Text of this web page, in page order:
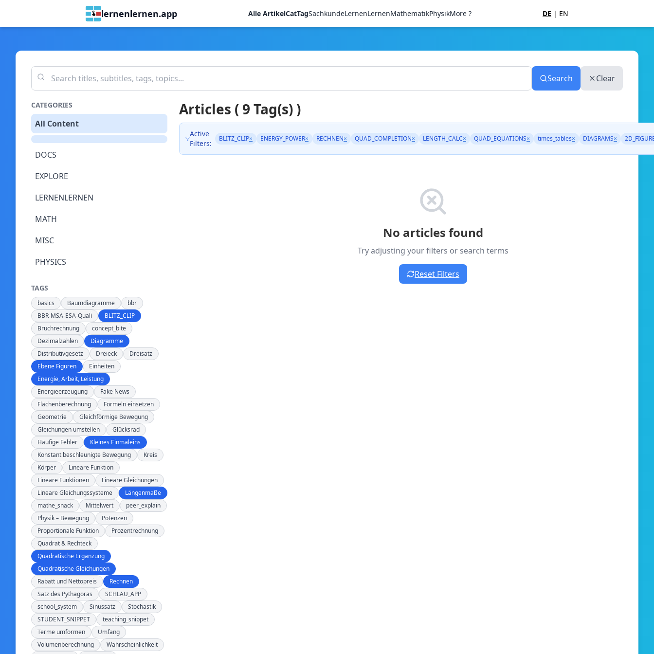
lernenlernen.app Alle ArtikelCatTagSachkundeLernenLernenMathematikPhysikMore ? DE | EN
Search Clear
CATEGORIES
All Content
DOCS
EXPLORE
LERNENLERNEN
MATH
MISC
PHYSICS
TAGS
basics Baumdiagramme
bbr
BBR-MSA-ESA-Quali
BLITZ_CLIP
Bruchrechnung
concept_bite
Dezimalzahlen
Diagramme
Distributivgesetz
Dreieck
Dreisatz
Ebene Figuren
Einheiten
Energie, Arbeit, Leistung
Energieerzeugung
Fake News
Flächenberechnung
Formeln einsetzen
Geometrie
Gleichförmige Bewegung
Gleichungen umstellen
Glücksrad
Häufige Fehler
Kleines Einmaleins
Konstant beschleunigte Bewegung
Kreis
Körper
Lineare Funktion
Lineare Funktionen
Lineare Gleichungen
Lineare Gleichungssysteme
Längenmaße
mathe_snack
Mittelwert
peer_explain
Physik – Bewegung
Potenzen
Proportionale Funktion
Prozentrechnung
Quadrat & Rechteck
Quadratische Ergänzung
Quadratische Gleichungen
Rabatt und Nettopreis
Rechnen
Satz des Pythagoras
SCHLAU_APP
school_system
Sinussatz
Stochastik
STUDENT_SNIPPET
teaching_snippet
Terme umformen
Umfang
Volumenberechnung
Wahrscheinlichkeit
Articles ( 9 Tag(s) )
Active
Filters:
BLITZ_CLIP× ENERGY_POWER× RECHNEN× QUAD_COMPLETION× LENGTH_CALC× QUAD_EQUATIONS× times_tables× DIAGRAMS×
No articles found
Try adjusting your filters or search terms
Reset Filters